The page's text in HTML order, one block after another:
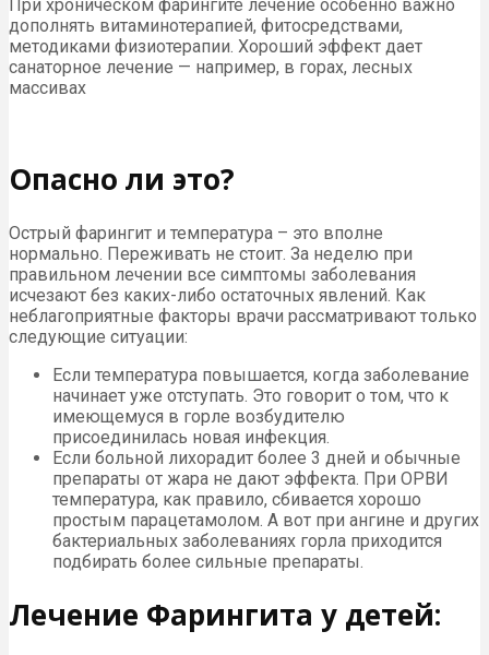
При хроническом фарингите лечение особенно важно
дополнять витаминотерапией, фитосредствами,
методиками физиотерапии. Хороший эффект дает
санаторное лечение — например, в горах, лесных
массивах
Опасно ли это?
Острый фарингит и температура – это вполне
нормально. Переживать не стоит. За неделю при
правильном лечении все симптомы заболевания
исчезают без каких-либо остаточных явлений. Как
неблагоприятные факторы врачи рассматривают только
следующие ситуации:
Если температура повышается, когда заболевание
начинает уже отступать. Это говорит о том, что к
имеющемуся в горле возбудителю
присоединилась новая инфекция.
Если больной лихорадит более 3 дней и обычные
препараты от жара не дают эффекта. При ОРВИ
температура, как правило, сбивается хорошо
простым парацетамолом. А вот при ангине и других
бактериальных заболеваниях горла приходится
подбирать более сильные препараты.
Лечение Фарингита у детей: